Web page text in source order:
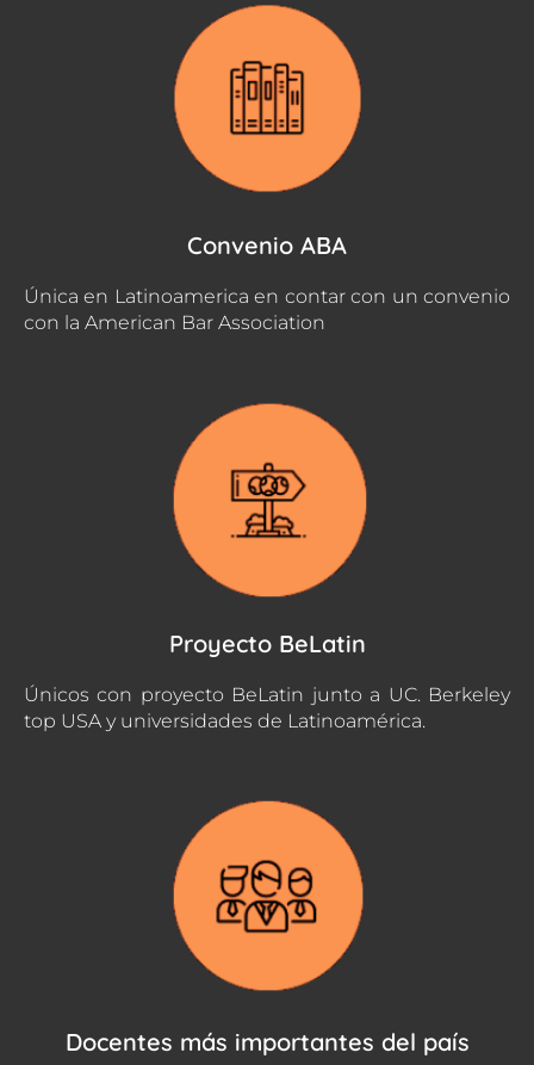
Convenio ABA
Única en Latinoamerica en contar con un convenio
con la American Bar Association
Proyecto BeLatin
Únicos con proyecto BeLatin junto a UC. Berkeley
top USA y universidades de Latinoamérica.
Docentes más importantes del país